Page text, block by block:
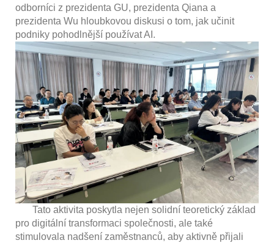
odborníci z prezidenta GU, prezidenta Qiana a
prezidenta Wu hloubkovou diskusi o tom, jak učinit
podniky pohodlnější používat AI.
Tato aktivita poskytla nejen solidní teoretický základ
pro digitální transformaci společnosti, ale také
stimulovala nadšení zaměstnanců, aby aktivně přijali